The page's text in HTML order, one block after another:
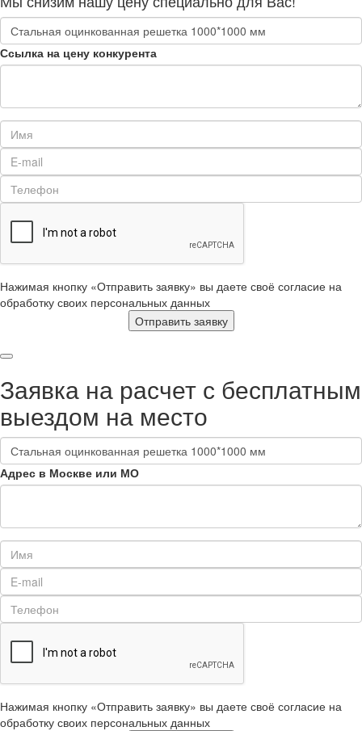
Ссылка на цену конкурента
Нажимая кнопку «Отправить заявку» вы даете своё согласие на
обработку своих персональных данных
Отправить заявку
Заявка на расчет с бесплатным
выездом на место
Адрес в Москве или МО
Нажимая кнопку «Отправить заявку» вы даете своё согласие на
обработку своих персональных данных